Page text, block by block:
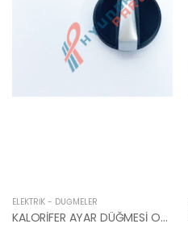
ELEKTRİK - DÜĞMELER
KALORİFER AYAR DÜĞMESİ ORTADAKİ ERA 97255-1E100-HMC